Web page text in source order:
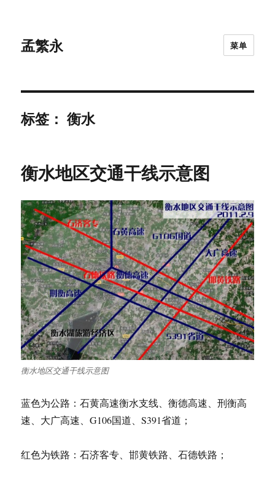
孟繁永 菜单
标签：衡水
衡水地区交通干线示意图
衡水地区交通干线示意图
蓝色为公路：石黄高速衡水支线、衡德高速、刑衡高
速、大广高速、G106国道、S391省道；
红色为铁路：石济客专、邯黄铁路、石德铁路；